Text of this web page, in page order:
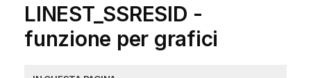
LINEST_SSRESID -
funzione per grafici